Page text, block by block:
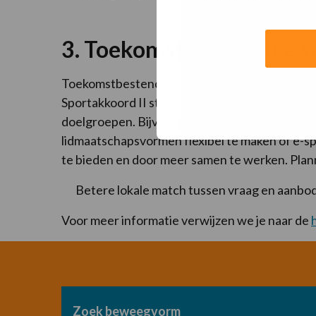
3. Toekomstbestendige
Toekomstbestendige, vitale sportaanbieders
Sportakkoord II stimuleert sport- en
doelgroepen. Bijvoorbeeld door een nieuw
lidmaatschapsvormen flexibel te maken of
te bieden en door meer samen te werken.
Betere lokale match tussen vraag en
Voor meer informatie verwijzen we je naar de
Zoek beweegvorm